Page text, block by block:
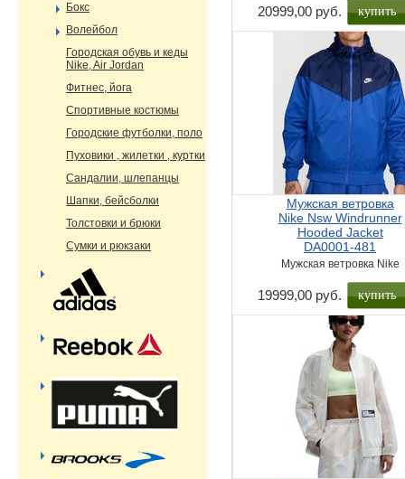
20999,00 руб. купить
Мужская ветровка
Nike Nsw Windrunner
Hooded Jacket
DA0001-481
Мужская ветровка Nike
19999,00 руб. купить
Бокс
Волейбол
Городская обувь и кеды
Nike, Air Jordan
Фитнес, йога
Спортивные костюмы
Городские футболки, поло
Пуховики , жилетки , куртки
Сандалии, шлепанцы
Шапки, бейсболки
Толстовки и брюки
Сумки и рюкзаки